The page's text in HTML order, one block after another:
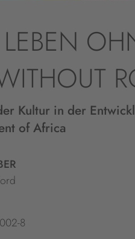
Kultur in der
of Africa
8